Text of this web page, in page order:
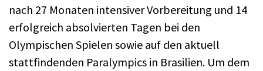
nach 27 Monaten intensiver Vorbereitung und 14
erfolgreich absolvierten Tagen bei den
Olympischen Spielen sowie auf den aktuell
stattfindenden Paralympics in Brasilien. Um dem